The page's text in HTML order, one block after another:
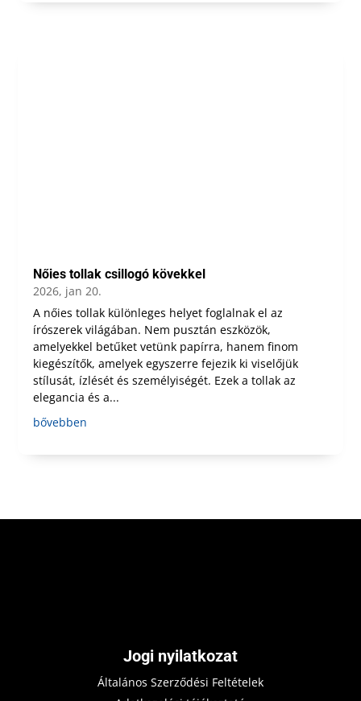
Nőies tollak csillogó kövekkel
2026, jan 20.
A nőies tollak különleges helyet foglalnak el az
írószerek világában. Nem pusztán eszközök,
amelyekkel betűket vetünk papírra, hanem finom
kiegészítők, amelyek egyszerre fejezik ki viselőjük
stílusát, ízlését és személyiségét. Ezek a tollak az
elegancia és a...
bővebben
Jogi nyilatkozat
Általános Szerződési Feltételek